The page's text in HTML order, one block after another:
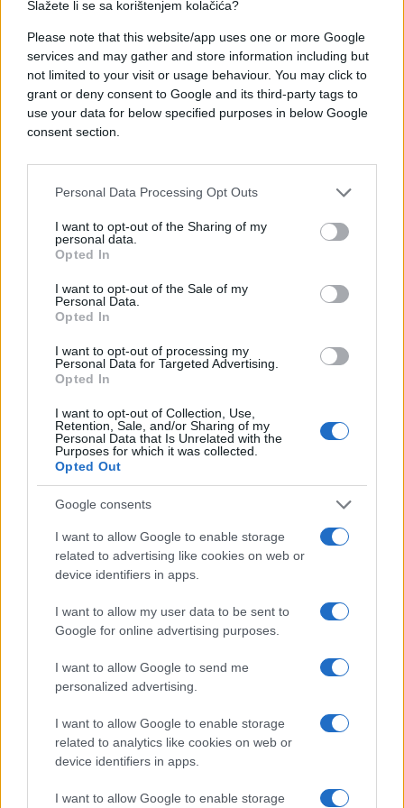
Slažete li se sa korištenjem kolačića?
Please note that this website/app uses one or more Google
services and may gather and store information including but
not limited to your visit or usage behaviour. You may click to
grant or deny consent to Google and its third-party tags to
use your data for below specified purposes in below Google
consent section.
Personal Data Processing Opt Outs
I want to opt-out of the Sharing of my
personal data.
Opted In
I want to opt-out of the Sale of my
Personal Data.
Opted In
I want to opt-out of processing my
Personal Data for Targeted Advertising.
Opted In
I want to opt-out of Collection, Use,
Retention, Sale, and/or Sharing of my
Personal Data that Is Unrelated with the
Purposes for which it was collected.
Opted Out
Google consents
I want to allow Google to enable storage
related to advertising like cookies on web or
device identifiers in apps.
I want to allow my user data to be sent to
Google for online advertising purposes.
I want to allow Google to send me
personalized advertising.
I want to allow Google to enable storage
related to analytics like cookies on web or
device identifiers in apps.
I want to allow Google to enable storage